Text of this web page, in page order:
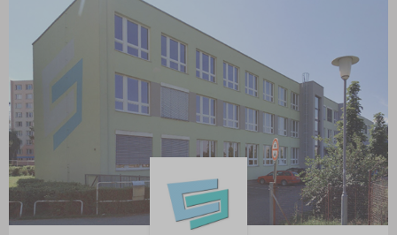
Znojmo (8)
Žďár nad Sázavou (13)